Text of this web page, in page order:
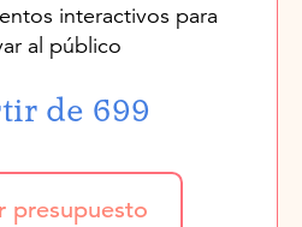
interactivos para
al público
de 699
presupuesto